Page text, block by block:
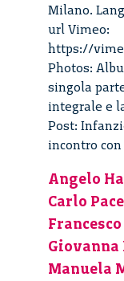
Milano.
url Vimeo:
https://
Photos:
singola
integrale e
Post:
incontro
Angelo
Carlo Pace
Giovanna
Manuela